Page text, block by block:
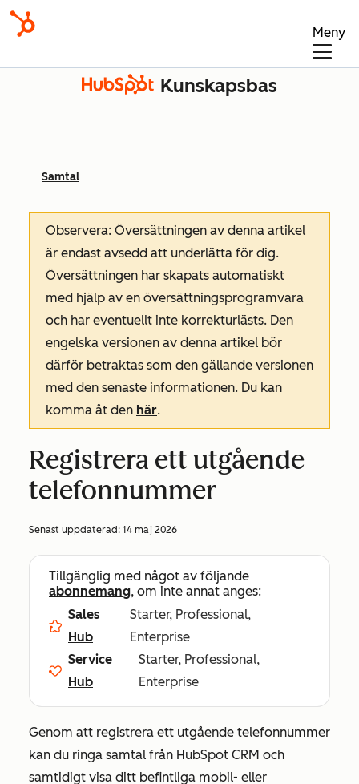
Meny
Kunskapsbas
Samtal
Observera: Översättningen av denna artikel
är endast avsedd att underlätta för dig.
Översättningen har skapats automatiskt
med hjälp av en översättningsprogramvara
och har eventuellt inte korrekturlästs. Den
engelska versionen av denna artikel bör
därför betraktas som den gällande versionen
med den senaste informationen. Du kan
komma åt den här.
Registrera ett utgående
telefonnummer
Senast uppdaterad: 14 maj 2026
Tillgänglig med något av följande
abonnemang, om inte annat anges:
Sales
Hub
Starter, Professional,
Enterprise
Service
Hub
Starter, Professional,
Enterprise
Genom att registrera ett utgående telefonnummer
kan du ringa samtal från HubSpot CRM och
samtidigt visa ditt befintliga mobil- eller